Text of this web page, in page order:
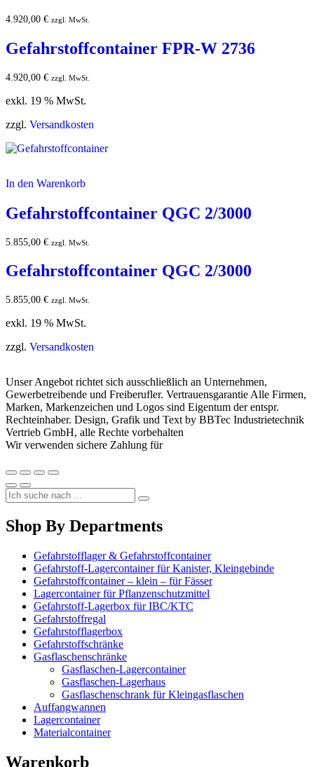
4.920,00 € zzgl. MwSt.
Gefahrstoffcontainer FPR-W 2736
4.920,00 € zzgl. MwSt.
exkl. 19 % MwSt.
zzgl. Versandkosten
In den Warenkorb
Gefahrstoffcontainer QGC 2/3000
5.855,00 € zzgl. MwSt.
Gefahrstoffcontainer QGC 2/3000
5.855,00 € zzgl. MwSt.
exkl. 19 % MwSt.
zzgl. Versandkosten
Unser Angebot richtet sich ausschließlich an Unternehmen,
Gewerbetreibende und Freiberufler. Vertrauensgarantie Alle Firmen,
Marken, Markenzeichen und Logos sind Eigentum der entspr.
Rechteinhaber. Design, Grafik und Text by BBTec Industrietechnik
Vertrieb GmbH, alle Rechte vorbehalten
Wir verwenden sichere Zahlung für
Shop By Departments
Gefahrstofflager & Gefahrstoffcontainer
Gefahrstoff-Lagercontainer für Kanister, Kleingebinde
Gefahrstoffcontainer – klein – für Fässer
Lagercontainer für Pflanzenschutzmittel
Gefahrstoff-Lagerbox für IBC/KTC
Gefahrstoffregal
Gefahrstofflagerbox
Gefahrstoffschränke
Gasflaschenschränke
Gasflaschen-Lagercontainer
Gasflaschen-Lagerhaus
Gasflaschenschrank für Kleingasflaschen
Auffangwannen
Lagercontainer
Materialcontainer
Warenkorb